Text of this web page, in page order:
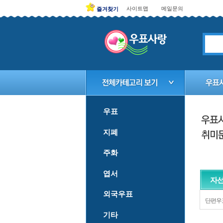
즐겨찾기 사이트맵 메일문의
우표
지폐
주화
엽서
외국우표
기타
자
단편우